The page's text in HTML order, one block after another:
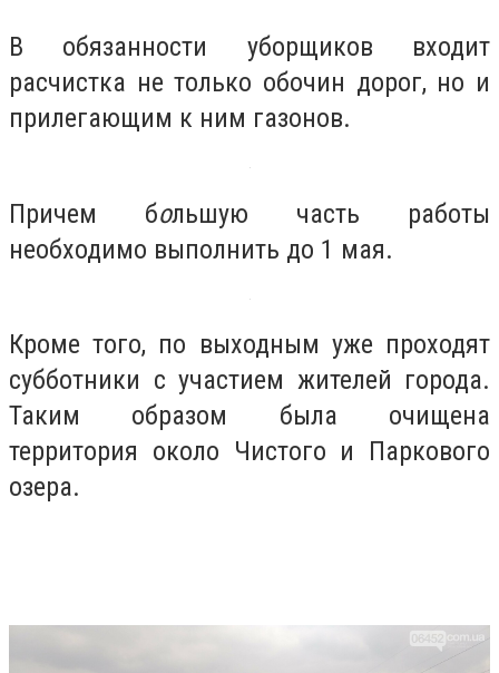
В обязанности уборщиков входит
расчистка не только обочин дорог, но и
прилегающим к ним газонов.
Причем большую часть работы
необходимо выполнить до 1 мая.
Кроме того, по выходным уже проходят
субботники с участием жителей города.
Таким образом была очищена
территория около Чистого и Паркового
озера.